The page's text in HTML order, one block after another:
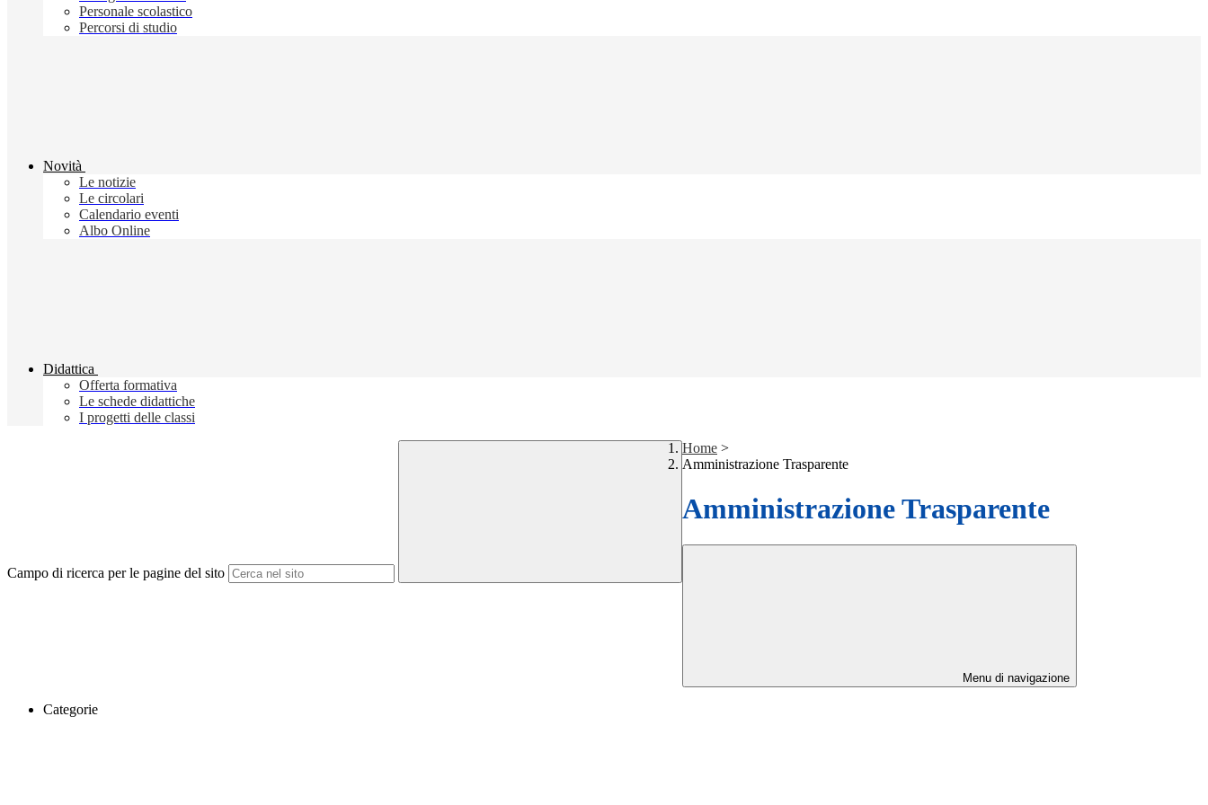
Personale scolastico
Percorsi di studio
Novità
Le notizie
Le circolari
Calendario eventi
Albo Online
Didattica
Offerta formativa
Le schede didattiche
I progetti delle classi
Campo di ricerca per le pagine del sito
Home >
Amministrazione Trasparente
Amministrazione Trasparente
Menu di navigazione
Categorie